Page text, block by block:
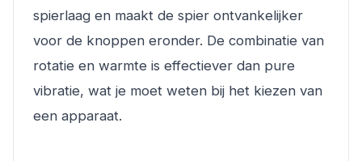
spierlaag en maakt de spier ontvankelijker
voor de knoppen eronder. De combinatie van
rotatie en warmte is effectiever dan pure
vibratie, wat je moet weten bij het kiezen van
een apparaat.